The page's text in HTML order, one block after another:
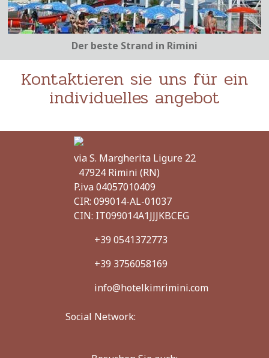
Der beste Strand in Rimini
Kontaktieren sie uns für ein
individuelles angebot
via S. Margherita Ligure 22
47924 Rimini (RN)
P.iva 04057010409
CIR: 099014-AL-01037
CIN: IT099014A1JJJKBCEG
+39 0541372773
+39 3756058169
info@hotelkimrimini.com
Social Network: